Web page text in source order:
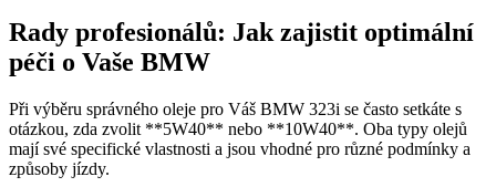
Rady profesionálů: ‍Jak ‌zajistit optimální
péči o Vaše BMW
Při výběru správného oleje ⁢pro Váš BMW 323i se často ‍setkáte​ s
otázkou, zda zvolit **5W40**​ nebo **10W40**. Oba typy olejů
mají své specifické vlastnosti a​ jsou‌ vhodné pro⁢ různé podmínky a
způsoby‍ jízdy.